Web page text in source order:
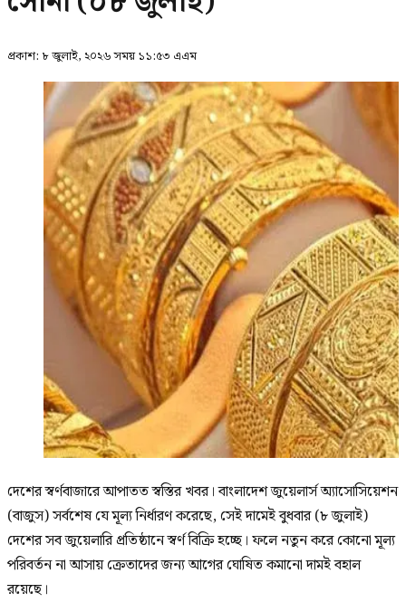
প্রকাশ: ৮ জুলাই, ২০২৬ সময় ১১:৫৩ এএম
দেশের স্বর্ণবাজারে আপাতত স্বস্তির খবর। বাংলাদেশ জুয়েলার্স অ্যাসোসিয়েশন
(বাজুস) সর্বশেষ যে মূল্য নির্ধারণ করেছে, সেই দামেই বুধবার (৮ জুলাই)
দেশের সব জুয়েলারি প্রতিষ্ঠানে স্বর্ণ বিক্রি হচ্ছে। ফলে নতুন করে কোনো মূল্য
পরিবর্তন না আসায় ক্রেতাদের জন্য আগের ঘোষিত কমানো দামই বহাল
রয়েছে।